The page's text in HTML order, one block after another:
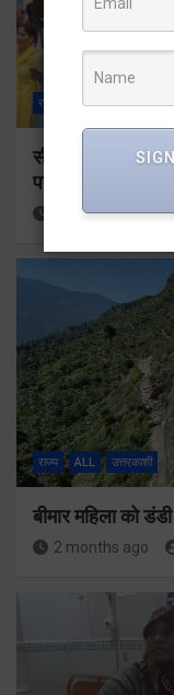
राज्य ALL उत्तरकाशी
सीएचसी नौगांव की
पर उतरे लोग
2 months ago
राज्य ALL उत्तरकाशी
बीमार महिला को
2 months ago